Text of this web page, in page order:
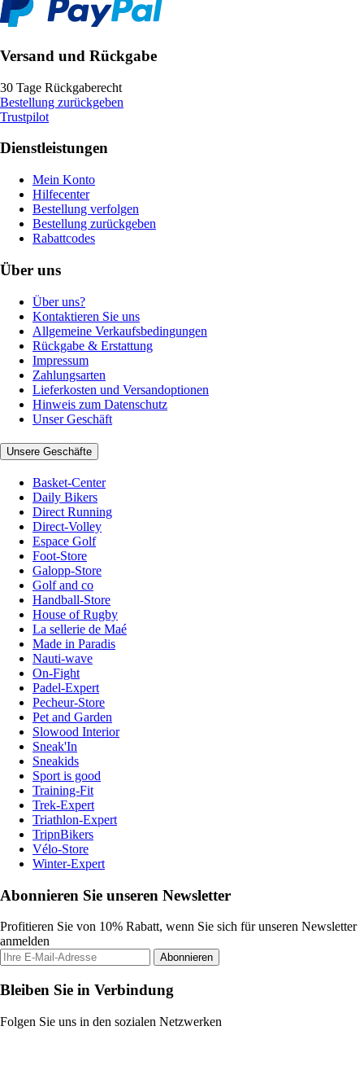
Versand und Rückgabe
30 Tage Rückgaberecht
Bestellung zurückgeben
Trustpilot
Dienstleistungen
Mein Konto
Hilfecenter
Bestellung verfolgen
Bestellung zurückgeben
Rabattcodes
Über uns
Über uns?
Kontaktieren Sie uns
Allgemeine Verkaufsbedingungen
Rückgabe & Erstattung
Impressum
Zahlungsarten
Lieferkosten und Versandoptionen
Hinweis zum Datenschutz
Unser Geschäft
Unsere Geschäfte
Basket-Center
Daily Bikers
Direct Running
Direct-Volley
Espace Golf
Foot-Store
Galopp-Store
Golf and co
Handball-Store
House of Rugby
La sellerie de Maé
Made in Paradis
Nauti-wave
On-Fight
Padel-Expert
Pecheur-Store
Pet and Garden
Slowood Interior
Sneak'In
Sneakids
Sport is good
Training-Fit
Trek-Expert
Triathlon-Expert
TripnBikers
Vélo-Store
Winter-Expert
Abonnieren Sie unseren Newsletter
Profitieren Sie von 10% Rabatt, wenn Sie sich für unseren Newsletter
anmelden
Abonnieren
Bleiben Sie in Verbindung
Folgen Sie uns in den sozialen Netzwerken